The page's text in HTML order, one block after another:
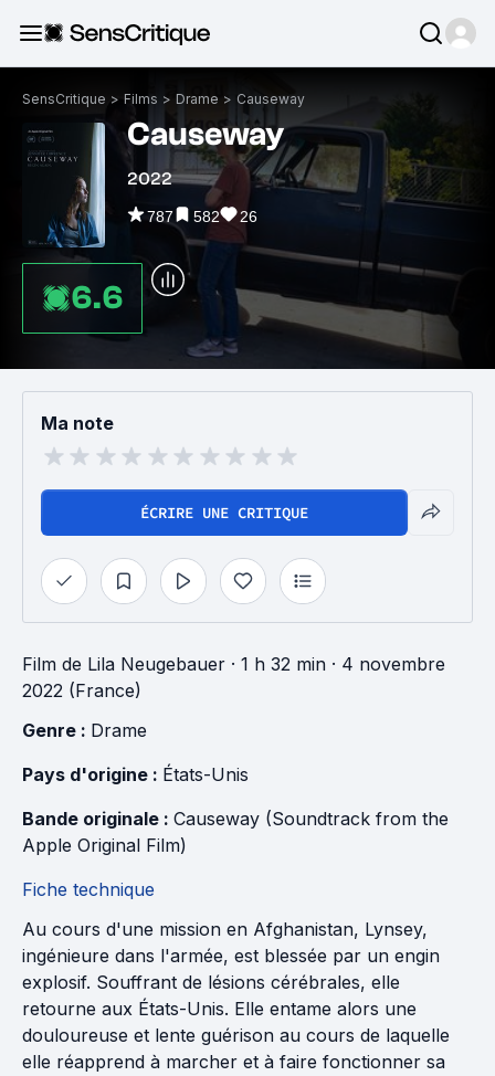
SensCritique > Films > Drame > Causeway
Causeway
2022
787 582 26
6.6
Ma note
ÉCRIRE UNE CRITIQUE
Film de Lila Neugebauer · 1 h 32 min · 4 novembre
2022 (France)
Genre : Drame
Pays d'origine : États-Unis
Bande originale : Causeway (Soundtrack from the
Apple Original Film)
Fiche technique
Au cours d'une mission en Afghanistan, Lynsey,
ingénieure dans l'armée, est blessée par un engin
explosif. Souffrant de lésions cérébrales, elle
retourne aux États-Unis. Elle entame alors une
douloureuse et lente guérison au cours de laquelle
elle réapprend à marcher et à faire fonctionner sa